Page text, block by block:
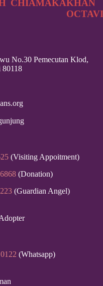
CHIAMAKAKHAN
No.30 Pemecutan Klod,
80118
(Visiting Appoitment)
(Donation)
(Guardian Angel)
(Whatsapp)